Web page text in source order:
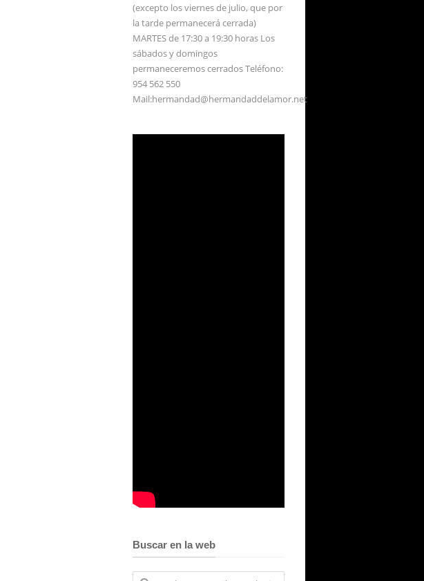
(excepto los viernes de julio, que por
la tarde permanecerá cerrada)
MARTES de 17:30 a 19:30 horas Los
sábados y domingos
permaneceremos cerrados Teléfono:
954 562 550
Mail:hermandad@hermandaddelamor.net
Buscar en la web